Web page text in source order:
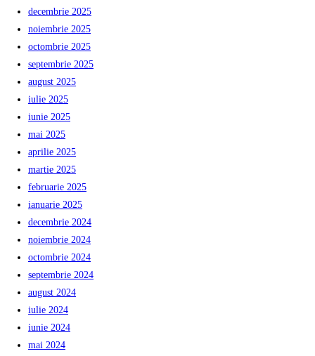
decembrie 2025
noiembrie 2025
octombrie 2025
septembrie 2025
august 2025
iulie 2025
iunie 2025
mai 2025
aprilie 2025
martie 2025
februarie 2025
ianuarie 2025
decembrie 2024
noiembrie 2024
octombrie 2024
septembrie 2024
august 2024
iulie 2024
iunie 2024
mai 2024